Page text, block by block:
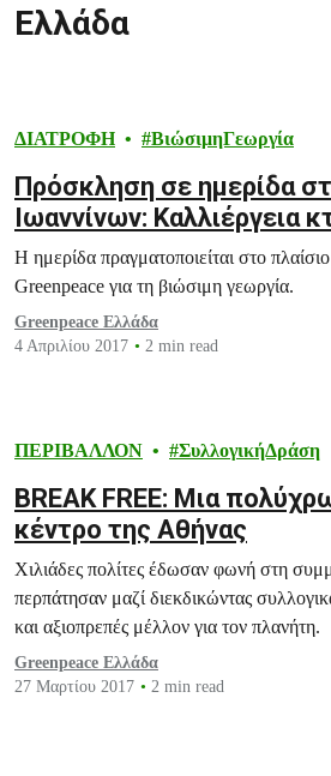
Ελλάδα
ΔΙΑΤΡΟΦΗ ΒιώσιμηΓεωργία
Πρόσκληση σε ημερίδα
Ιωαννίνων: Καλλιέργεια
φυτών
Η ημερίδα πραγματοποιείται στο
Greenpeace για τη βιώσιμη γεωργία.
Greenpeace Ελλάδα
4 Απριλίου 2017
2 min read
ΠΕΡΙΒΑΛΛΟΝ ΣυλλογικήΔράση
BREAK FREE: Μια
κέντρο της Αθήνας
Χιλιάδες πολίτες έδωσαν φωνή στη
περπάτησαν μαζί διεκδικώντας
και αξιοπρεπές μέλλον για τον πλανήτη.
Greenpeace Ελλάδα
27 Μαρτίου 2017
2 min read